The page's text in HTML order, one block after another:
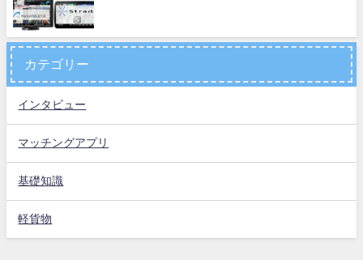
カテゴリー
インタビュー
マッチングアプリ
基礎知識
軽貨物